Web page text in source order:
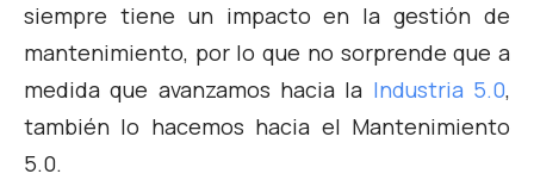
siempre tiene un impacto en la gestión de
mantenimiento, por lo que no sorprende que a
medida que avanzamos hacia la Industria 5.0,
también lo hacemos hacia el Mantenimiento
5.0.